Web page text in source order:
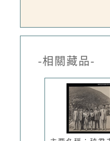
-相關藏品-